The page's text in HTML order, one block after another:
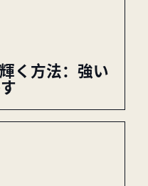
く方法：強い